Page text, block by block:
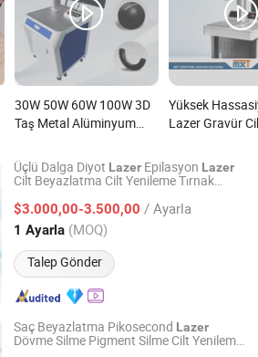
30W 50W 60W 100W 3D
Taş Metal Alüminyum
Gravür için CNC
Taşınabilir Mopa Gravür
Makinesi Fabrika Fiyatı
nedir?
Yüksek
Lazer Gravür
için nedir?
Üçlü Dalga Diyot Lazer Epilasyon Lazer
Cilt Beyazlatma Cilt Yenileme Tırnak
KullanımıLazer
$3.000,00-3.500,00 / Ayarla
1 Ayarla (MOQ)
Talep Gönder
CO., Ltd.
Fiyat 2022
Saç Beyazlatma Pikosecond Lazer
Dövme Silme Pigment Silme Cilt Yenileme
CO., Ltd.